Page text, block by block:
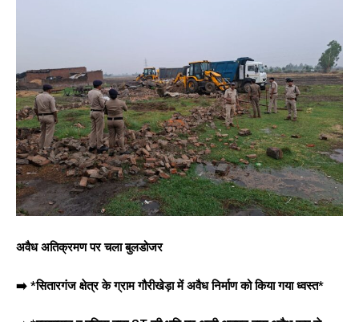
अवैध अतिक्रमण पर चला बुलडोजर
➡️ *सितारगंज क्षेत्र के ग्राम गौरीखेड़ा में अवैध निर्माण को किया गया ध्वस्त*